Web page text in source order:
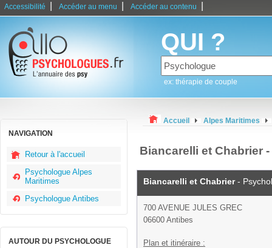
Accessibilité Accéder au menu Accéder au contenu
QUI ?
ex: thérapie de couple
NAVIGATION
Retour à l'accueil
Psychologue Alpes
Maritimes
Psychologue Antibes
AUTOUR DU PSYCHOLOGUE
Accueil Alpes Maritimes
Biancarelli et Chabrier
Biancarelli et Chabrier-
700 AVENUE JULES GREC
06600 Antibes
Plan et itinéraire :